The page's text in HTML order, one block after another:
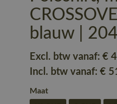
blauw |
Excl. btw vanaf:€
Incl. btw vanaf:€
Maat